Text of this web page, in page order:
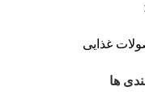
غذایی
ها